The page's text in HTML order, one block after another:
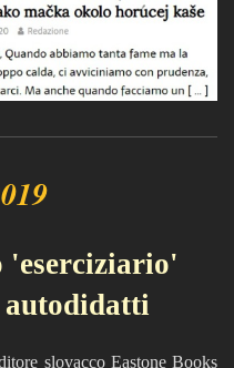
'eserciziario'
slovacco Eastone Books